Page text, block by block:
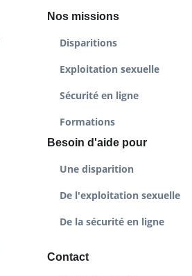
Nos missions
Disparitions
Exploitation sexuelle
Sécurité en ligne
Formations
Besoin d'aide pour
Une disparition
De l'exploitation sexuelle
De la sécurité en ligne
Contact